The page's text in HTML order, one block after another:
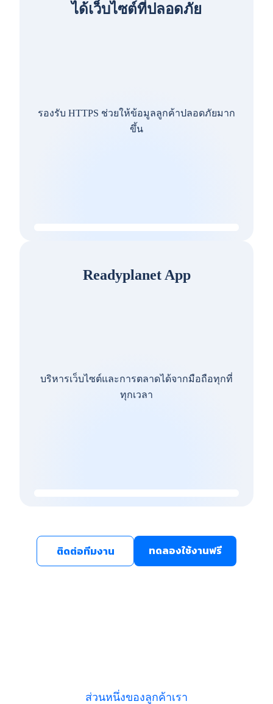
ได้เว็บไซต์ที่ปลอดภัย
รองรับ HTTPS ช่วยให้ข้อมูลลูกค้าปลอดภัยมาก
ขึ้น
Readyplanet App
บริหารเว็บไซต์และการตลาดได้จากมือถือทุกที่
ทุกเวลา
ติดต่อทีมงาน ทดลองใช้งานฟรี
ส่วนหนึ่งของลูกค้าเรา